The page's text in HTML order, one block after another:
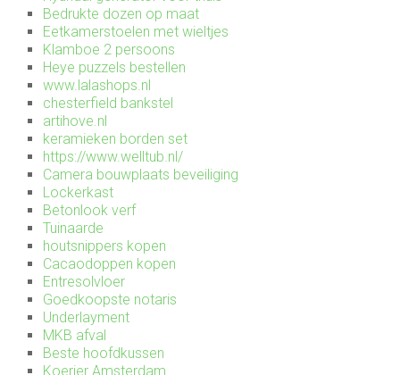
Bedrukte dozen op maat
Eetkamerstoelen met wieltjes
Klamboe 2 persoons
Heye puzzels bestellen
www.lalashops.nl
chesterfield bankstel
artihove.nl
keramieken borden set
https://www.welltub.nl/
Camera bouwplaats beveiliging
Lockerkast
Betonlook verf
Tuinaarde
houtsnippers kopen
Cacaodoppen kopen
Entresolvloer
Goedkoopste notaris
Underlayment
MKB afval
Beste hoofdkussen
Koerier Amsterdam